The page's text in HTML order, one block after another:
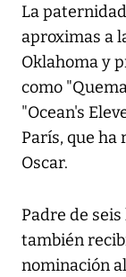
La
aproximas a
Oklahoma y
como
"Ocean's
París, que ha
Oscar.
Padre de
también
nominación